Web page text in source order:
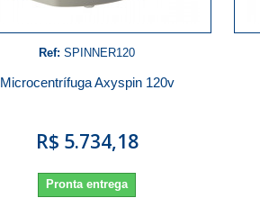
Ref: SPINNER120
Microcentrífuga Axyspin 120v
R$ 5.734,18
Pronta entrega